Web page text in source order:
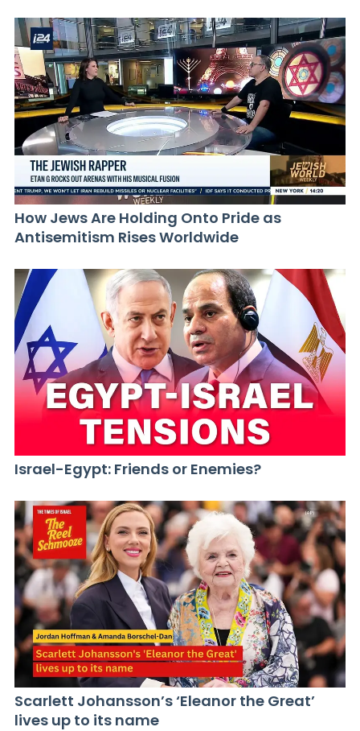
How Jews Are Holding Onto Pride as
Antisemitism Rises Worldwide
Israel-Egypt: Friends or Enemies?
Scarlett Johansson’s ‘Eleanor the Great’
lives up to its name